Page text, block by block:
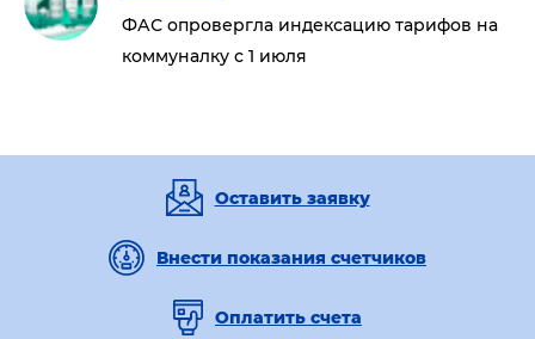
ФАС опровергла индексацию тарифов на
коммуналку с 1 июля
Оставить заявку
Внести показания счетчиков
Оплатить счета